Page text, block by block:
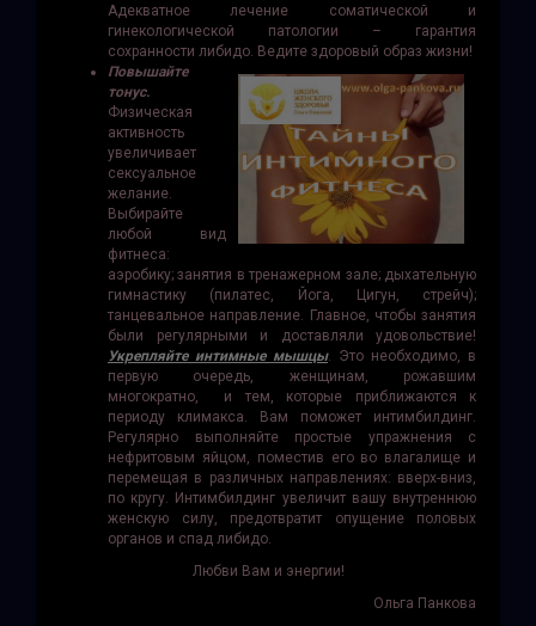
Адекватное лечение соматической и
гинекологической патологии – гарантия
сохранности либидо. Ведите здоровый образ жизни!
Повышайте
тонус.
Физическая
активность
увеличивает
сексуальное
желание.
Выбирайте
любой вид
фитнеса:
аэробику; занятия в тренажерном зале; дыхательную
гимнастику (пилатес, Йога, Цигун, стрейч);
танцевальное направление. Главное, чтобы занятия
были регулярными и доставляли удовольствие!
Укрепляйте интимные мышцы. Это необходимо, в
первую очередь, женщинам, рожавшим
многократно, и тем, которые приближаются к
периоду климакса. Вам поможет интимбилдинг.
Регулярно выполняйте простые упражнения с
нефритовым яйцом, поместив его во влагалище и
перемещая в различных направлениях: вверх-вниз,
по кругу. Интимбилдинг увеличит вашу внутреннюю
женскую силу, предотвратит опущение половых
органов и спад либидо.
Любви Вам и энергии!
Ольга Панкова